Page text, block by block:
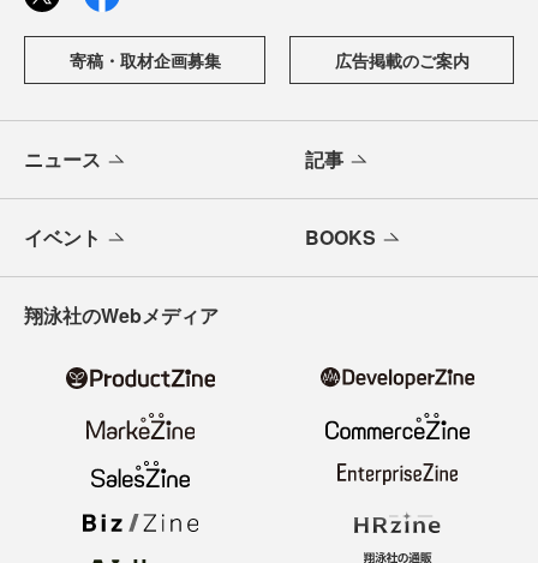
寄稿・取材企画募集 広告掲載のご案内
ニュース 記事
イベント BOOKS
翔泳社のWebメディア